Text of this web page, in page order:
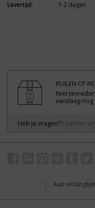
Levertijd:
1-2 dagen
RUILEN OF
Niet
vandaag
Heb je vragen? Laat het
Aan